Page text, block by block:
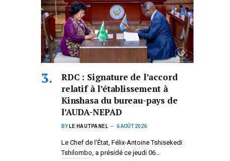
RDC : Signature de l’accord
relatif à l’établissement à
Kinshasa du bureau-pays de
l’AUDA-NEPAD
BY LE HAUTPANEL 6 AOÛT 2026
Le Chef de l’État, Félix-Antoine Tshisekedi
Tshilombo, a présidé ce jeudi 06…